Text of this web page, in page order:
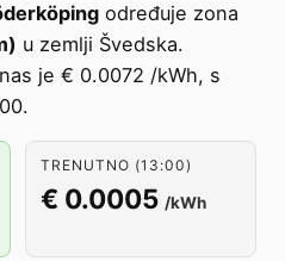
određuje zona
u zemlji Švedska.
je € 0.0072 /kWh, s
TRENUTNO (13:00)
€ 0.0005 /kWh